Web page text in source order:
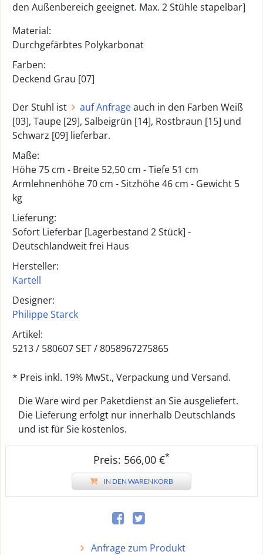
den Außenbereich geeignet. Max. 2 Stühle stapelbar]
Material:
Durchgefärbtes Polykarbonat
Farben:
Deckend Grau [07]
Der Stuhl ist auf Anfrageauch in den Farben Weiß
[03], Taupe [29], Salbeigrün [14], Rostbraun [15] und
Schwarz [09] lieferbar.
Maße:
Höhe 75 cm - Breite 52,50 cm - Tiefe 51 cm
Armlehnenhöhe 70 cm - Sitzhöhe 46 cm - Gewicht 5
kg
Lieferung:
Sofort Lieferbar [Lagerbestand 2 Stück] -
Deutschlandweit frei Haus
Hersteller:
Kartell
Designer:
Philippe Starck
Artikel:
5213 / 580607 SET/8058967275865
* Preis inkl. 19% MwSt., Verpackung und Versand.
Die Ware wird per Paketdienst an Sie ausgeliefert.
Die Lieferung erfolgt nur innerhalb Deutschlands
und ist für Sie kostenlos.
Preis: 566,00 €*
IN DEN WARENKORB
Anfrage zum Produkt